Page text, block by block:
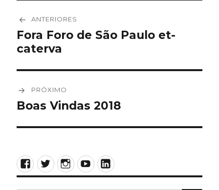
de
Post
ANTERIORES
Post
anterior:
Fora Foro de São Paulo et-
caterva
PRÓXIMO
Próximo
Boas Vindas 2018
Facebook
TwitterInstagram
YouTubeLinkedIn